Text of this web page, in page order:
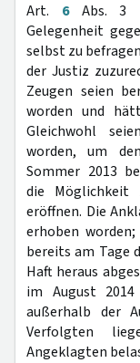
Art. 6Abs. 3
Gelegenheit
selbst zu
der Justiz
Zeugen seien
worden und
Gleichwohl
worden, um
Sommer 2013
die Möglichkeit
eröffnen. Die
erhoben
bereits am Tage
Haft heraus
im August 2014
außerhalb der
Verfolgten
Angeklagten